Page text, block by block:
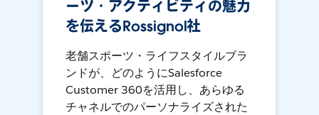
ーツ・アクティビティの魅力
を伝えるRossignol社
老舗スポーツ・ライフスタイルブラ
ンドが、どのようにSalesforce
Customer 360を活用し、あらゆる
チャネルでのパーソナライズされた